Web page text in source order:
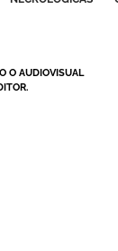
O AUDIOVISUAL